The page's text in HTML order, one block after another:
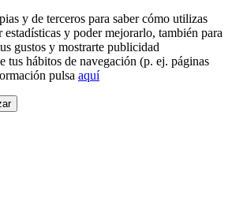
y de terceros para saber cómo utilizas
y poder mejorarlo, también para
gustos y mostrarte publicidad
tus hábitos de navegación (p. ej. páginas
pulsa aquí